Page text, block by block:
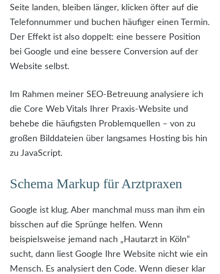
Seite landen, bleiben länger, klicken öfter auf die
Telefonnummer und buchen häufiger einen Termin.
Der Effekt ist also doppelt: eine bessere Position
bei Google und eine bessere Conversion auf der
Website selbst.
Im Rahmen meiner SEO-Betreuung analysiere ich
die Core Web Vitals Ihrer Praxis-Website und
behebe die häufigsten Problemquellen – von zu
großen Bilddateien über langsames Hosting bis hin
zu JavaScript.
Schema Markup für Arztpraxen
Google ist klug. Aber manchmal muss man ihm ein
bisschen auf die Sprünge helfen. Wenn
beispielsweise jemand nach „Hautarzt in Köln”
sucht, dann liest Google Ihre Website nicht wie ein
Mensch. Es analysiert den Code. Wenn dieser klar